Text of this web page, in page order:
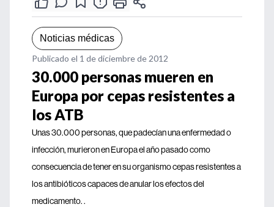
Noticias médicas
Publicado el 1 de diciembre de 2012
30.000 personas mueren en
Europa por cepas resistentes a
los ATB
Unas 30.000 personas, que padecían una enfermedad o
infección, murieron en Europa el año pasado como
consecuencia de tener en su organismo cepas resistentes a
los antibióticos capaces de anular los efectos del
medicamento. .